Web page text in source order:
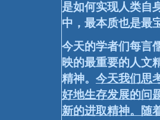
是如何实现人类自
中，最本质也是最
今天的学者们每言
映的最重要的人文
精神。 今天我们思
好地生存发展的问
新的进取精神。随